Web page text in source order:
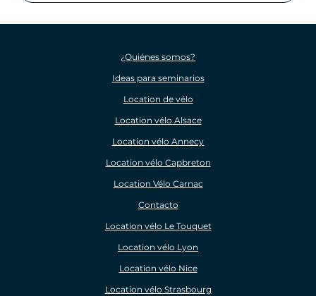
¿Quiénes somos?
Ideas para seminarios
Location de vélo
Location vélo Alsace
Location vélo Annecy
Location vélo Capbreton
Location Vélo Carnac
Contacto
Location vélo Le Touquet
Location vélo Lyon
Location vélo Nice
Location vélo Strasbourg